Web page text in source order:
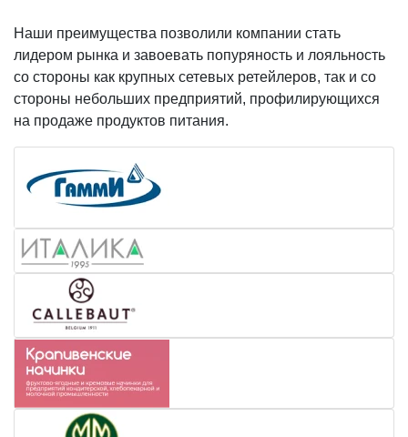
Наши преимущества позволили компании стать
лидером рынка и завоевать попуряность и лояльность
со стороны как крупных сетевых ретейлеров, так и со
стороны небольших предприятий, профилирующихся
на продаже продуктов питания.